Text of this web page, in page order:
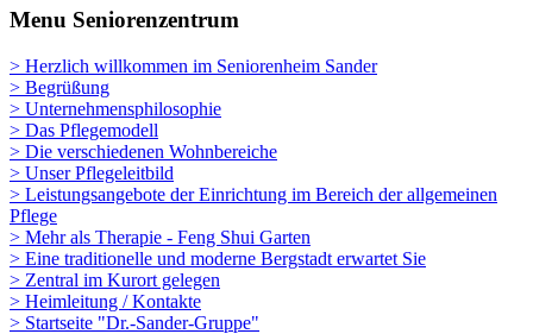
Menu Seniorenzentrum
> Herzlich willkommen im Seniorenheim Sander
> Begrüßung
> Unternehmensphilosophie
> Das Pflegemodell
> Die verschiedenen Wohnbereiche
> Unser Pflegeleitbild
> Leistungsangebote der Einrichtung im Bereich der allgemeinen
Pflege
> Mehr als Therapie - Feng Shui Garten
> Eine traditionelle und moderne Bergstadt erwartet Sie
> Zentral im Kurort gelegen
> Heimleitung / Kontakte
> Startseite "Dr.-Sander-Gruppe"